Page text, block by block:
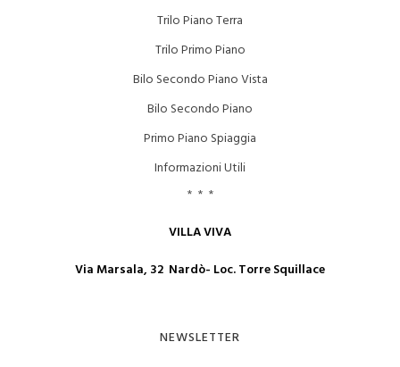
Trilo Piano Terra
Trilo Primo Piano
Bilo Secondo Piano Vista
Bilo Secondo Piano
Primo Piano Spiaggia
Informazioni Utili
* * *
VILLA VIVA
Via Marsala, 32 Nardò- Loc. Torre Squillace
NEWSLETTER